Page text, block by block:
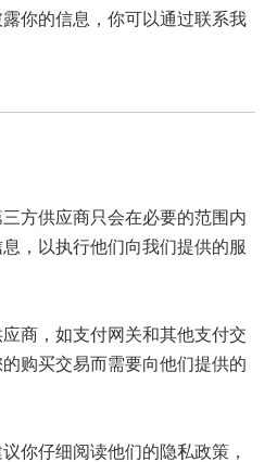
你的信息，你可以通过联系我
方供应商只会在必要的范围内
，以执行他们向我们提供的服
商，如支付网关和其他支付交
购买交易而需要向他们提供的
你仔细阅读他们的隐私政策，